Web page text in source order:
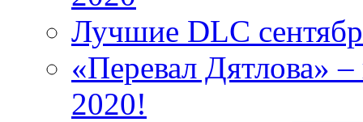
Лучшие DLC
«Перевал Дятлова»
2020!